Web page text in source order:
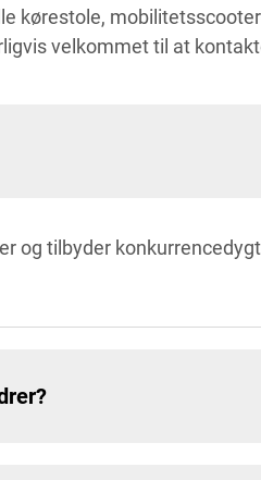
kørestole,
velkommet til at
og tilbyder